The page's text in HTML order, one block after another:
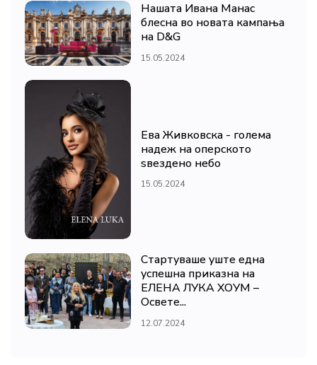
Нашата Ивана Манас
блесна во новата кампања
на D&G
15.05.2024
Ева Живковска - голема
надеж на оперското
ѕвездено небо
15.05.2024
Стартуваше уште една
успешна приказна на
ЕЛЕНА ЛУКА ХОУМ –
Освете...
12.07.2024